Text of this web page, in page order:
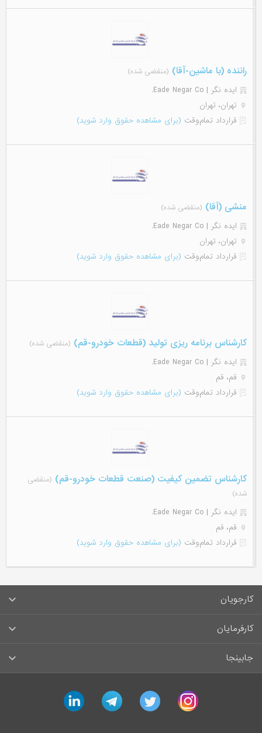
راننده (با ماشین-آقا) (منقضی شده)
ایده نگر | Eade Negar Co.
تهران، تهران
قرارداد تمام‌وقت (برای مشاهده حقوق وارد شوید)
منشی (آقا) (منقضی شده)
ایده نگر | Eade Negar Co.
تهران، تهران
قرارداد تمام‌وقت (برای مشاهده حقوق وارد شوید)
کارشناس برنامه ریزی تولید (قطعات خودرو-قم) (منقضی شده)
ایده نگر | Eade Negar Co.
قم، قم
قرارداد تمام‌وقت (برای مشاهده حقوق وارد شوید)
کارشناس تضمین کیفیت (صنعت قطعات خودرو-قم) (منقضی
شده)
ایده نگر | Eade Negar Co.
قم، قم
قرارداد تمام‌وقت (برای مشاهده حقوق وارد شوید)
کارجویان
سوالات متداول کارجویان
لیست مشاغل
آگهی‌های استخدام
کارفرمایان
راهنمای ثبت آگهی استخدام
قوانین و مقررات کارفرمایان
جابینجا
جابینجا در رسانه‌ها
instagram
twitter
telegram
linkedin